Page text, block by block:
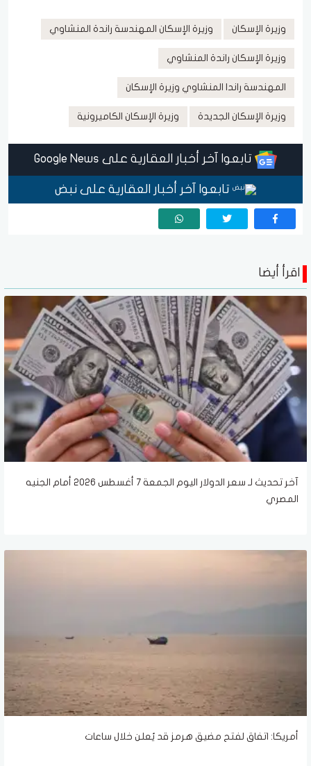
وزيرة الإسكان وزيرة الإسكان المهندسة راندة المنشاوي
وزيرة الإسكان راندة المنشاوي
المهندسة راندا المنشاوي وزيرة الإسكان
وزيرة الإسكان الجديدة وزيرة الإسكان الكاميرونية
تابعوا آخر أخبار العقارية على Google News
تابعوا آخر أخبار العقارية على نبض
اقرأ أيضا
آخر تحديث لـ سعر الدولار اليوم الجمعة 7 أغسطس 2026 أمام الجنيه
المصري
أمريكا: اتفاق لفتح مضيق هرمز قد يُعلن خلال ساعات